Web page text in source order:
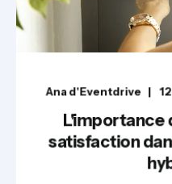
Ana d'Eventdrive
L'importance
satisfaction